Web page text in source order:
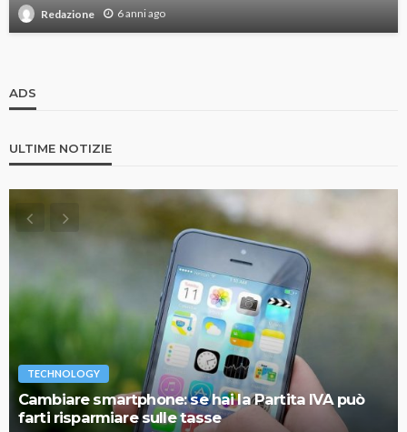
Redazione 6 anni ago
ADS
ULTIME NOTIZIE
TECHNOLOGY
Cambiare smartphone: se hai la Partita IVA può
farti risparmiare sulle tasse